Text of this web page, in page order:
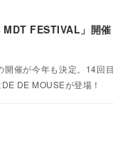
FESTIVAL」開催
開催が今年も決定。14回目
DE MOUSEが登場！